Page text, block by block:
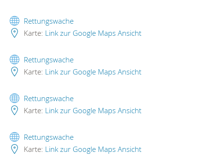
Rettungswache
Karte: Link zur Google Maps Ansicht
Rettungswache
Karte: Link zur Google Maps Ansicht
Rettungswache
Karte: Link zur Google Maps Ansicht
Rettungswache
Karte: Link zur Google Maps Ansicht